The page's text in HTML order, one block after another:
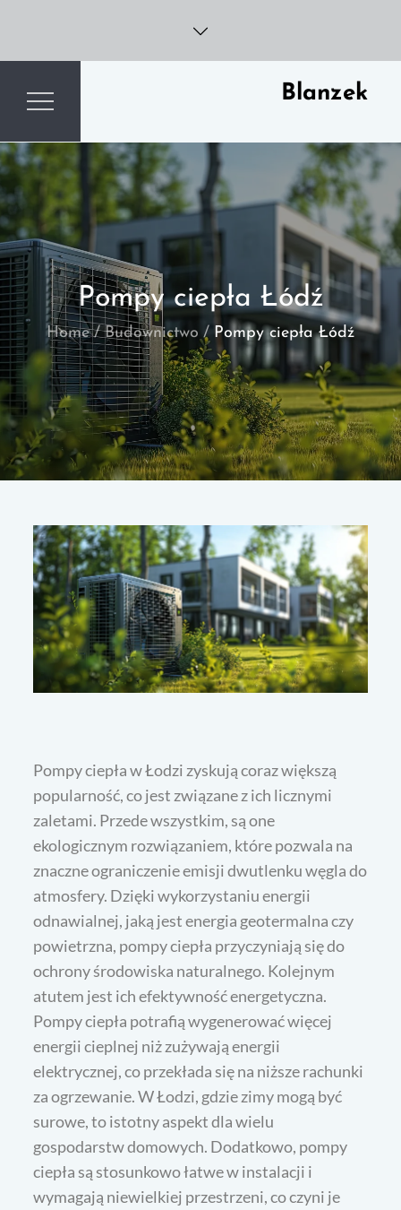
content
Blanzek
Pompy ciepła Łódź
Home Budownictwo Pompy ciepła Łódź
Pompy ciepła w Łodzi zyskują coraz większą
popularność, co jest związane z ich licznymi
zaletami. Przede wszystkim, są one
ekologicznym rozwiązaniem, które pozwala na
znaczne ograniczenie emisji dwutlenku węgla do
atmosfery. Dzięki wykorzystaniu energii
odnawialnej, jaką jest energia geotermalna czy
powietrzna, pompy ciepła przyczyniają się do
ochrony środowiska naturalnego. Kolejnym
atutem jest ich efektywność energetyczna.
Pompy ciepła potrafią wygenerować więcej
energii cieplnej niż zużywają energii
elektrycznej, co przekłada się na niższe rachunki
za ogrzewanie. W Łodzi, gdzie zimy mogą być
surowe, to istotny aspekt dla wielu
gospodarstw domowych. Dodatkowo, pompy
ciepła są stosunkowo łatwe w instalacji i
wymagają niewielkiej przestrzeni, co czyni je